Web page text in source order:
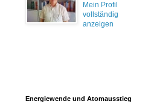
Mein Profil
vollständig
anzeigen
Energiewende und Atomausstieg